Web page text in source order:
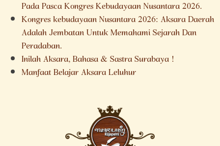
Pada Pasca Kongres Kebudayaan Nusantara 2026.
Kongres kebudayaan Nusantara 2026: Aksara Daerah
Adalah Jembatan Untuk Memahami Sejarah Dan
Peradaban.
Inilah Aksara, Bahasa & Sastra Surabaya !
Manfaat Belajar Aksara Leluhur